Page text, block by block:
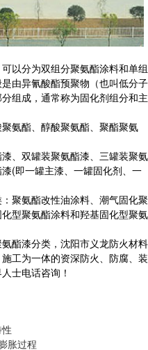
以分为双组分聚氨酯涂料和单组
由异氰酸酯预聚物（也叫低分子
组成，通常称为固化剂组分和主
氨酯、醇酸聚氨酯、聚酯聚氨
、双罐装聚氨酯漆、三罐装聚氨
(即一罐主漆、一罐固化剂、一
聚氨酯改性油涂料、潮气固化聚
型聚氨酯涂料和羟基固化型聚氨
酯漆分类，沈阳市义龙防火材料
工为一体的资深防火、防腐、装
士电话咨询！
胀过程